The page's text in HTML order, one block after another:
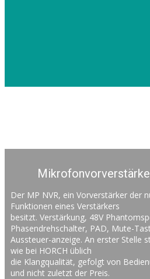
Der MP NVR, ein Vorverstärker der
Funktionen eines Verstärkers
besitzt. Verstärkung, 48V
Phasendrehschalter, PAD, Mute-
Aussteuer-anzeige. An erster Stelle
wie bei HORCH üblich
die Klangqualität, gefolgt von
und nicht zuletzt der Preis.